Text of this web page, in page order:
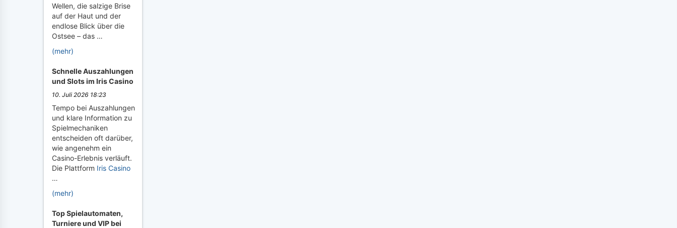
Wellen, die salzige Brise
auf der Haut und der
endlose Blick über die
Ostsee – das …
(mehr)
Schnelle Auszahlungen
und Slots im Iris Casino
10. Juli 2026 18:23
Tempo bei Auszahlungen
und klare Information zu
Spielmechaniken
entscheiden oft darüber,
wie angenehm ein
Casino-Erlebnis verläuft.
Die Plattform Iris Casino
…
(mehr)
Top Spielautomaten,
Turniere und VIP bei